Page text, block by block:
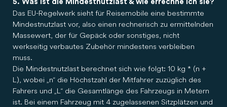
5. Was ist die Mindestnutzlast & wie errechne ich sie?
Das EU-Regelwerk sieht für Reisemobile eine bestimmte
Mindestnutzlast vor, also einen rechnerisch zu ermittelnden
Massewert, der für Gepäck oder sonstiges, nicht
werkseitig verbautes Zubehör mindestens verbleiben
muss.
Die Mindestnutzlast berechnet sich wie folgt: 10 kg * (n +
L), wobei „n“ die Höchstzahl der Mitfahrer zuzüglich des
Fahrers und „L“ die Gesamtlänge des Fahrzeugs in Metern
ist. Bei einem Fahrzeug mit 4 zugelassenen Sitzplätzen und